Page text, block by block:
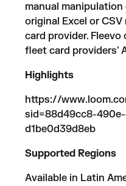
manual
original Excel or
card provider.
fleet card providers'
Highlights
https://
sid=88d49cc8-
d1be0d39d8eb
Supported Regions
Available in Latin